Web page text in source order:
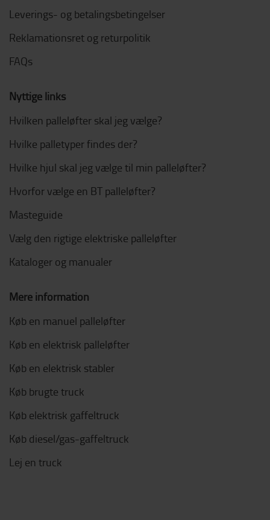
Leverings- og betalingsbetingelser
Reklamationsret og returpolitik
FAQs
Nyttige links
Hvilken palleløfter skal jeg vælge?
Hvilke palletyper findes der?
Hvilke hjul skal jeg vælge til min palleløfter?
Hvorfor vælge en BT palleløfter?
Masteguide
Vælg den rigtige elektriske palleløfter
Kataloger og manualer
Mere information
Køb en manuel palleløfter
Køb en elektrisk palleløfter
Køb en elektrisk stabler
Køb brugte truck
Køb elektrisk gaffeltruck
Køb diesel/gas-gaffeltruck
Lej en truck